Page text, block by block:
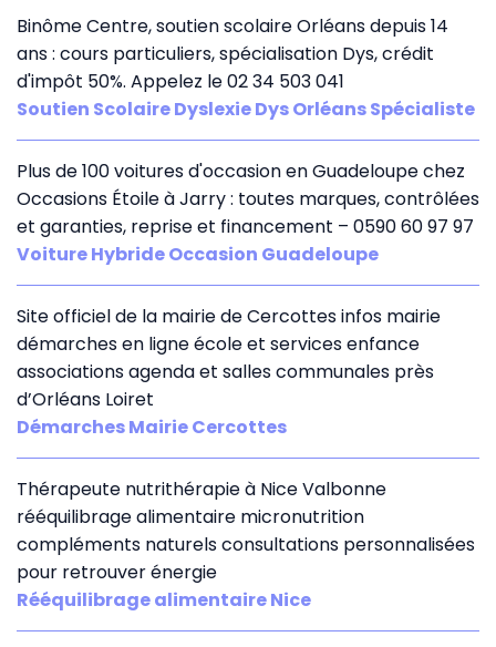
Binôme Centre, soutien scolaire Orléans depuis 14
ans : cours particuliers, spécialisation Dys, crédit
d'impôt 50%. Appelez le 02 34 503 041
Soutien Scolaire Dyslexie Dys Orléans Spécialiste
Plus de 100 voitures d'occasion en Guadeloupe chez
Occasions Étoile à Jarry : toutes marques, contrôlées
et garanties, reprise et financement – 0590 60 97 97
Voiture Hybride Occasion Guadeloupe
Site officiel de la mairie de Cercottes infos mairie
démarches en ligne école et services enfance
associations agenda et salles communales près
d’Orléans Loiret
Démarches Mairie Cercottes
Thérapeute nutrithérapie à Nice Valbonne
rééquilibrage alimentaire micronutrition
compléments naturels consultations personnalisées
pour retrouver énergie
Rééquilibrage alimentaire Nice